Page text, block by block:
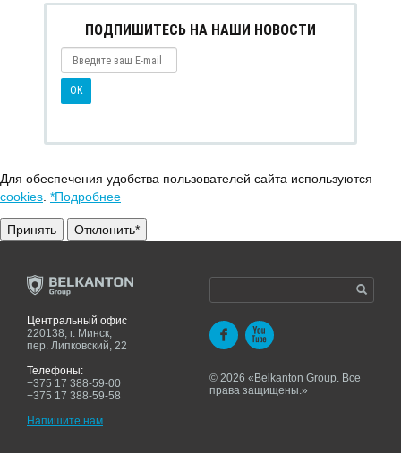
ПОДПИШИТЕСЬ НА НАШИ НОВОСТИ
Для обеспечения удобства пользователей сайта используются
cookies *Подробнее
Принять Отклонить*
Центральный офис
220138, г. Минск,
пер. Липковский, 22
Телефоны:
+375 17 388-59-00
+375 17 388-59-58
Напишите нам
© 2026 «Belkanton Group. Все
права защищены.»